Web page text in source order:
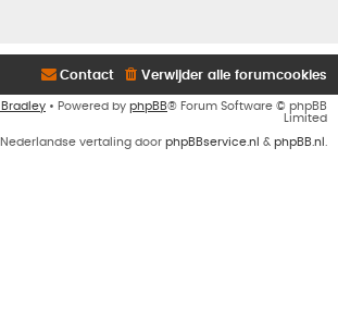
Verwijder alle forumcookies
Contact
Bradley • Powered by phpBB® Forum Software © phpBB
Limited
Nederlandse vertaling door phpBBservice.nl & phpBB.nl .